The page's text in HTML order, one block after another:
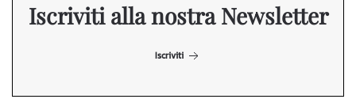
Iscriviti alla nostra Newsletter
Iscriviti